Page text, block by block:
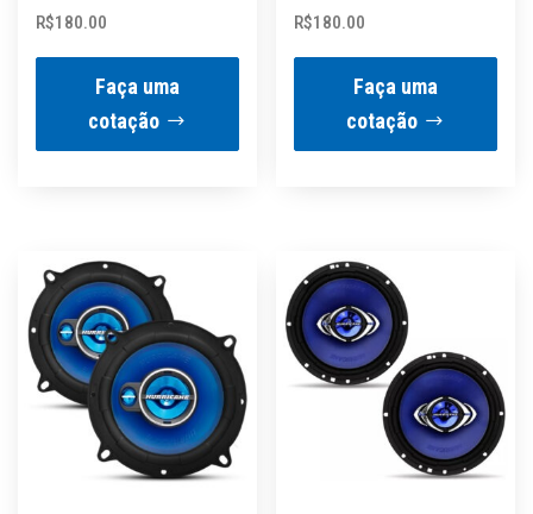
R$180.00
Faça uma
cotação
R$180.00
Faça uma
cotação